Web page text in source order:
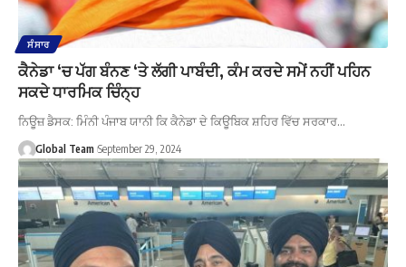
ਸੰਸਾਰ
ਕੈਨੇਡਾ ‘ਚ ਪੱਗ ਬੰਨਣ ‘ਤੇ ਲੱਗੀ ਪਾਬੰਦੀ, ਕੰਮ ਕਰਦੇ ਸਮੇਂ ਨਹੀਂ ਪਹਿਨ
ਸਕਦੇ ਧਾਰਮਿਕ ਚਿੰਨ੍ਹ
ਨਿਊਜ਼ ਡੈਸਕ: ਮਿੰਨੀ ਪੰਜਾਬ ਯਾਨੀ ਕਿ ਕੈਨੇਡਾ ਦੇ ਕਿਊਬਿਕ ਸ਼ਹਿਰ ਵਿੱਚ ਸਰਕਾਰ…
Global Team September 29, 2024